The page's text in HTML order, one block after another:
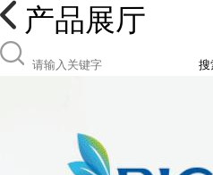
产品展厅
搜